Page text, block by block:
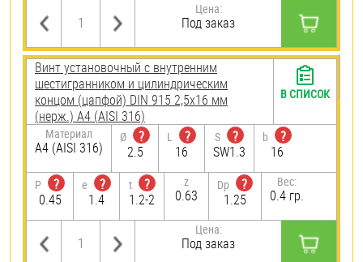
Цена:
Под заказ
Винт установочный с внутренним
шестигранником и цилиндрическим
концом (цапфой) DIN 915 2,5х16 мм
(нерж.) A4 (AISI 316)
Материал
A4 (AISI 316)
Ø
?
2.5
L
?
16
S
?
SW1.3
b
?
16
P
?
0.45
e
?
1.4
t
?
1.2-2
z
0.63
Dp
?
1.25
Вес:
0.4 гр.
Цена:
Под заказ
В СПИСОК